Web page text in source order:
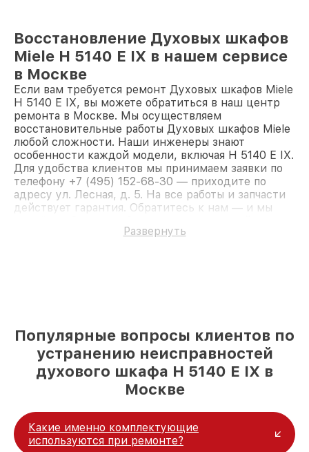
Восстановление Духовых шкафов
Miele H 5140 E IX в нашем сервисе
в Москве
Если вам требуется ремонт Духовых шкафов Miele
H 5140 E IX, вы можете обратиться в наш центр
ремонта в Москве. Мы осуществляем
восстановительные работы Духовых шкафов Miele
любой сложности. Наши инженеры знают
особенности каждой модели, включая H 5140 E IX.
Для удобства клиентов мы принимаем заявки по
телефону +7 (495) 152-68-30 — приходите по
адресу ул. Лесная, д. 5. На все работы и запчасти
действует гарантия. Обратитесь к нам — и мы
Развернуть
Популярные вопросы клиентов по
устранению неисправностей
духового шкафа H 5140 E IX в
Москве
Какие именно комплектующие
используются при ремонте?